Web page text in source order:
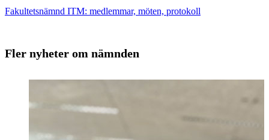
Fakultetsnämnd ITM: medlemmar, möten, protokoll
Fler nyheter om nämnden